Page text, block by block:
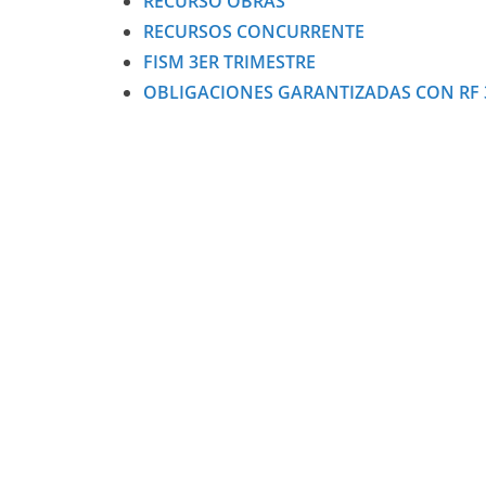
RECURSOS CONCURRENTE
FISM 3ER TRIMESTRE
OBLIGACIONES GARANTIZADAS CON RF